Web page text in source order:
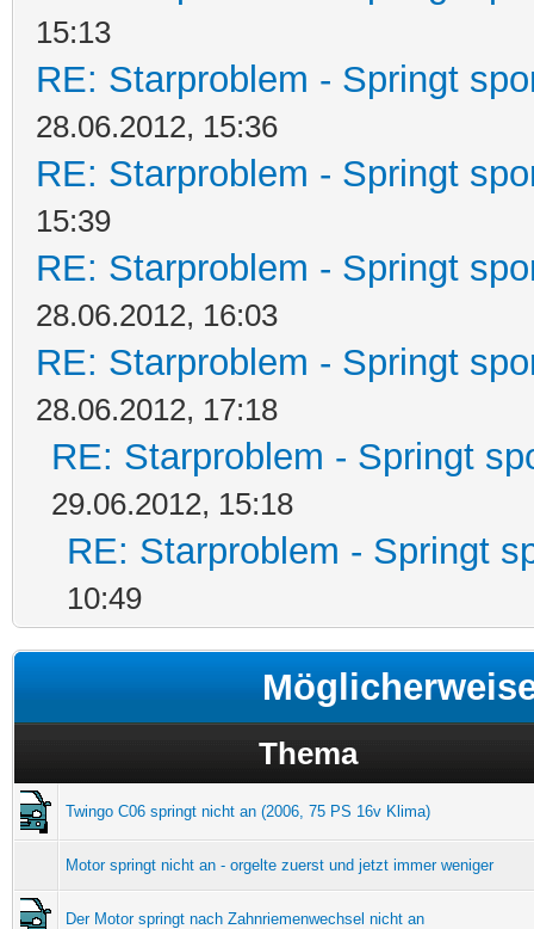
15:13
RE: Starproblem - Springt
28.06.2012, 15:36
RE: Starproblem - Springt
15:39
RE: Starproblem - Springt
28.06.2012, 16:03
RE: Starproblem - Springt
28.06.2012, 17:18
RE: Starproblem - Springt
29.06.2012, 15:18
RE: Starproblem - Springt
10:49
Thema
Twingo C06 springt nicht an (2006, 75 PS 16v Klima)
Motor springt nicht an - orgelte zuerst und jetzt immer weniger
Der Motor springt nach Zahnriemenwechsel nicht an